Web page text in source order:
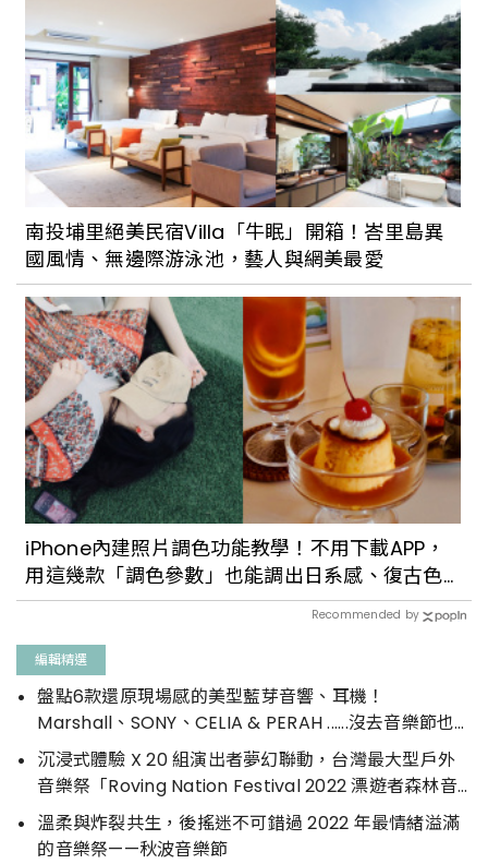
南投埔里絕美民宿Villa「牛眠」開箱！峇里島異
國風情、無邊際游泳池，藝人與網美最愛
iPhone內建照片調色功能教學！不用下載APP，
用這幾款「調色參數」也能調出日系感、復古色
調
Recommended by
編輯精選
盤點6款還原現場感的美型藍芽音響、耳機！
Marshall、SONY、CELIA & PERAH ......沒去音樂節也
能感受音樂震撼
沉浸式體驗 X 20 組演出者夢幻聯動，台灣最大型戶外
音樂祭「Roving Nation Festival 2022 漂遊者森林音
樂祭」萬坪落羽松林地登場
溫柔與炸裂共生，後搖迷不可錯過 2022 年最情緒溢滿
的音樂祭——秋波音樂節